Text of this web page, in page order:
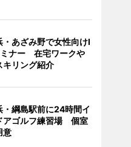
・あざみ野で女性向けI
ナー 在宅ワークや
キリング紹介
・綱島駅前に24時間イ
アゴルフ練習場 個室
意